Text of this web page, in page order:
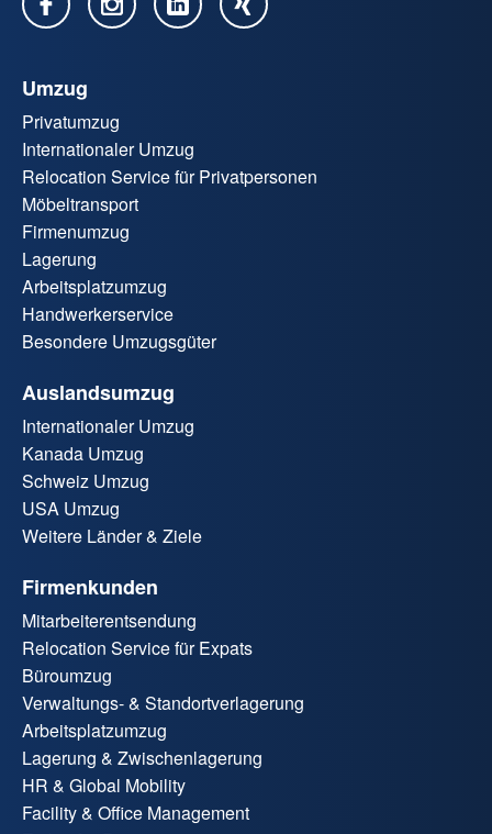
Umzug
Privatumzug
Internationaler Umzug
Relocation Service für Privatpersonen
Möbeltransport
Firmenumzug
Lagerung
Arbeitsplatzumzug
Handwerkerservice
Besondere Umzugsgüter
Auslandsumzug
Internationaler Umzug
Kanada Umzug
Schweiz Umzug
USA Umzug
Weitere Länder & Ziele
Firmenkunden
Mitarbeiterentsendung
Relocation Service für Expats
Büroumzug
Verwaltungs- & Standortverlagerung
Arbeitsplatzumzug
Lagerung & Zwischenlagerung
HR & Global Mobility
Facility & Office Management